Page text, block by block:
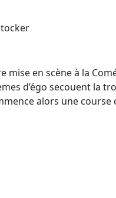
mise en scène à la
d’égo secouent la
alors une